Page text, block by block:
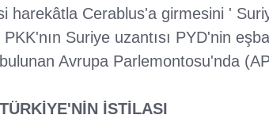
harekâtla Cerablus'a girmesini '
Suriye uzantısı PYD'nin
Avrupa Parlemontosu'nda
İSTİLASI